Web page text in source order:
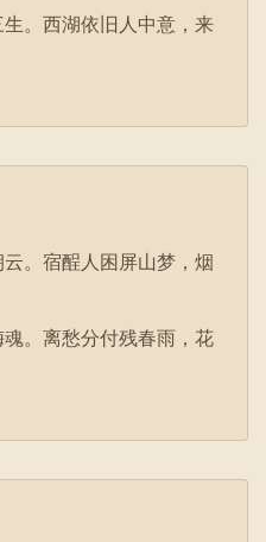
。西湖依旧人中意，来
。宿酲人困屏山梦，烟
。离愁分付残春雨，花